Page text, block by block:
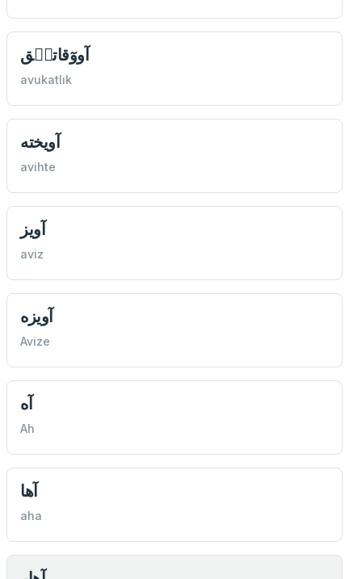
آووٓقاتلٖق
avukatlık
آويخته
avihte
آويز
aviz
آويزه
Avize
آه
Ah
آها
aha